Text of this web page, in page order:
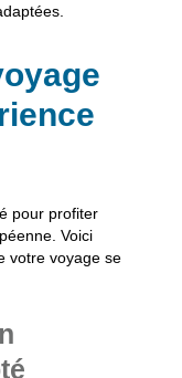
pour profiter
Voici
votre voyage se